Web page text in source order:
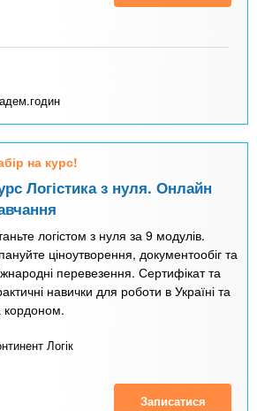
на курс!
Логістика з нуля. Онлайн
логістом з нуля за 9 модулів.
ціноутворення, документообіг та
перевезення. Сертифікат та
навички для роботи в Україні та
кордоном.
Логік
Записатися